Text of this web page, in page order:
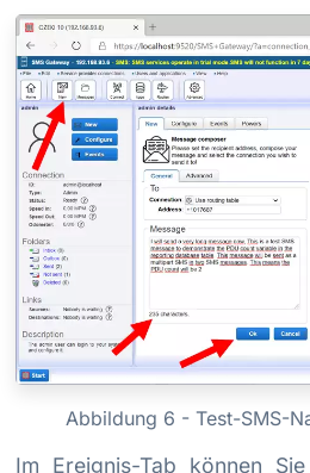
Abbildung 6 - Test-SMS-
Im Ereignis-Tab können